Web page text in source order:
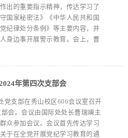
出的重要指示精神，传达学习了
国家秘密法》《中华人民共和国
纪律处分条例》等主要内容，并
身边事开展警示教育。会上，曹
年第四次支部会
党支部在秀山校区606会议室召开
会。会议由国际处处长曹瑞斓主
众参加会议。会议首先传达学习
于在全党开展党纪学习教育的通